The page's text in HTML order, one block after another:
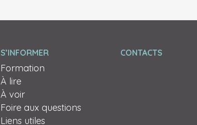
S’INFORMER
Formation
À lire
À voir
Foire aux questions
Liens utiles
CONTACTS